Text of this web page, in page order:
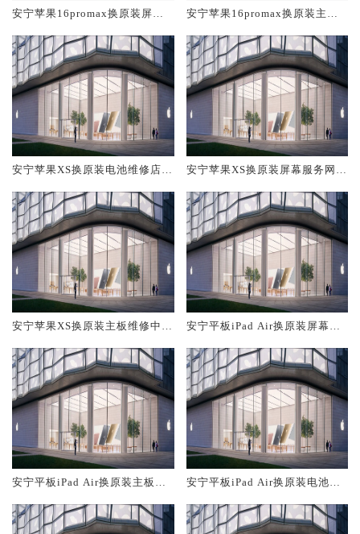
安宁苹果16promax换原装屏幕
安宁苹果16promax换原装主板
安宁苹果XS换原装电池维修店大
安宁苹果XS换原装屏幕服务网点
安宁苹果XS换原装主板维修中心
安宁平板iPad Air换原装屏幕服
安宁平板iPad Air换原装主板维
安宁平板iPad Air换原装电池维